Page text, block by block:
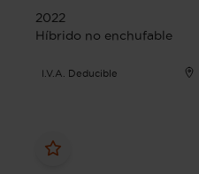
2022
Híbrido no enchufable
I.V.A. Deducible